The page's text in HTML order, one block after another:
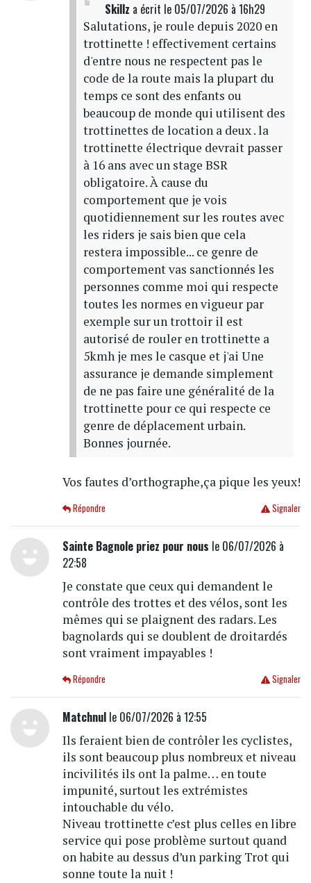
Skillz a écrit le 05/07/2026 à 16h29
Salutations, je roule depuis 2020 en
trottinette ! effectivement certains
d'entre nous ne respectent pas le
code de la route mais la plupart du
temps ce sont des enfants ou
beaucoup de monde qui utilisent des
trottinettes de location a deux . la
trottinette électrique devrait passer
à 16 ans avec un stage BSR
obligatoire. À cause du
comportement que je vois
quotidiennement sur les routes avec
les riders je sais bien que cela
restera impossible... ce genre de
comportement vas sanctionnés les
personnes comme moi qui respecte
toutes les normes en vigueur par
exemple sur un trottoir il est
autorisé de rouler en trottinette a
5kmh je mes le casque et j'ai Une
assurance je demande simplement
de ne pas faire une généralité de la
trottinette pour ce qui respecte ce
genre de déplacement urbain.
Bonnes journée.
Vos fautes d’orthographe,ça pique les yeux!
Signaler
Répondre
Sainte Bagnole priez pour nous le 06/07/2026 à
22:58
Je constate que ceux qui demandent le
contrôle des trottes et des vélos, sont les
mêmes qui se plaignent des radars. Les
bagnolards qui se doublent de droitardés
sont vraiment impayables !
Signaler
Répondre
Matchnulle 06/07/2026 à 12:55
Ils feraient bien de contrôler les cyclistes,
ils sont beaucoup plus nombreux et niveau
incivilités ils ont la palme… en toute
impunité, surtout les extrémistes
intouchable du vélo.
Niveau trottinette c’est plus celles en libre
service qui pose problème surtout quand
on habite au dessus d’un parking Trot qui
sonne toute la nuit !